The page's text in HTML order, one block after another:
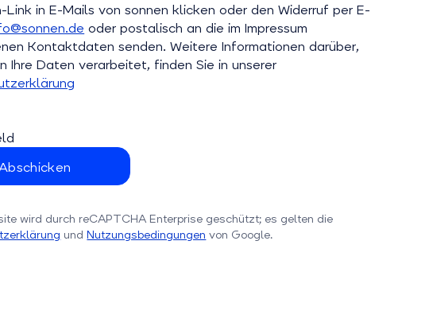
Link in E-Mails von sonnen klicken oder den Widerruf per E-
oder postalisch an die im Impressum
Kontaktdaten senden. Weitere Informationen darüber,
Ihre Daten verarbeitet, finden Sie in unserer
wird durch reCAPTCHA Enterprise geschützt; es gelten die
undNutzungsbedingungen von Google.